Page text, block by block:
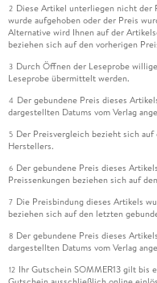
2 Diese Artikel unterliegen nicht der
wurde aufgehoben oder der Preis
Alternative wird Ihnen auf der
beziehen sich auf den vorherigen
3 Durch Öffnen der Leseprobe
Leseprobe übermittelt werden.
4 Der gebundene Preis dieses
dargestellten Datums vom Verlag
5 Der Preisvergleich bezieht sich
Herstellers.
6 Der gebundene Preis dieses
Preissenkungen beziehen sich auf
7 Die Preisbindung dieses Artikels
beziehen sich auf den letzten
8 Der gebundene Preis dieses
dargestellten Datums vom Verlag
12 Ihr Gutschein SOMMER13 gilt bis